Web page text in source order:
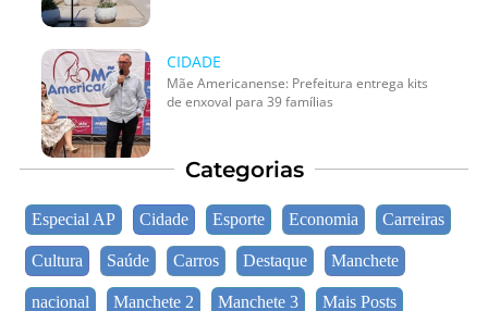
CIDADE
Mãe Americanense: Prefeitura entrega kits
de enxoval para 39 famílias
Categorias
Especial AP Cidade Esporte Economia Carreiras
Cultura Saúde Carros Destaque Manchete
nacional Manchete 2 Manchete 3 Mais Posts